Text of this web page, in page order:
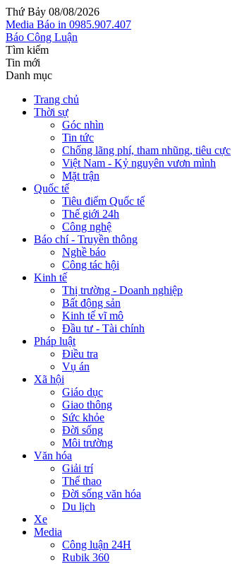
Thứ Bảy 08/08/2026
Media Báo in 0985.907.407
Báo Công Luận
Tìm kiếm
Tin mới
Danh mục
Trang chủ
Thời sự
Góc nhìn
Tin tức
Chống lãng phí, tham nhũng, tiêu cực
Việt Nam - Kỷ nguyên vươn mình
Mặt trận
Quốc tế
Tiêu điểm Quốc tế
Thế giới 24h
Công nghệ
Báo chí - Truyền thông
Nghề báo
Công tác hội
Kinh tế
Thị trường - Doanh nghiệp
Bất động sản
Kinh tế vĩ mô
Đầu tư - Tài chính
Pháp luật
Điều tra
Vụ án
Xã hội
Giáo dục
Giao thông
Sức khỏe
Đời sống
Môi trường
Văn hóa
Giải trí
Thể thao
Đời sống văn hóa
Du lịch
Xe
Media
Công luận 24H
Rubik 360